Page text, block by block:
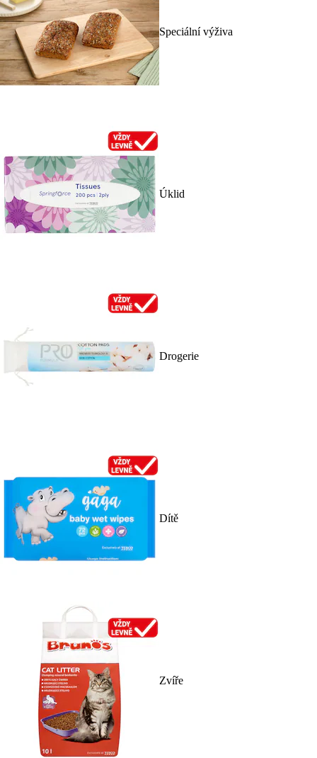
Speciální výživa
Úklid
Drogerie
Dítě
Zvíře